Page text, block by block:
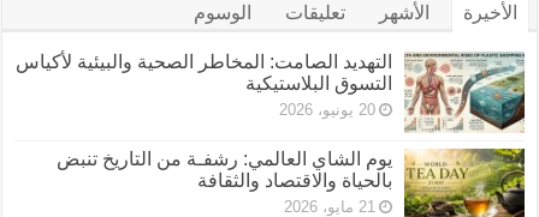
الأخيرة الأشهر تعليقات الوسوم
التهديد الصامت: المخاطر الصحية والبيئية لأكياس
التسوق البلاستيكية
20 يونيو، 2026
يوم الشاي العالمي: رشفـة من التاريخ تنبض
بالحياة والاقتصاد والثقافة
21 مايو، 2026